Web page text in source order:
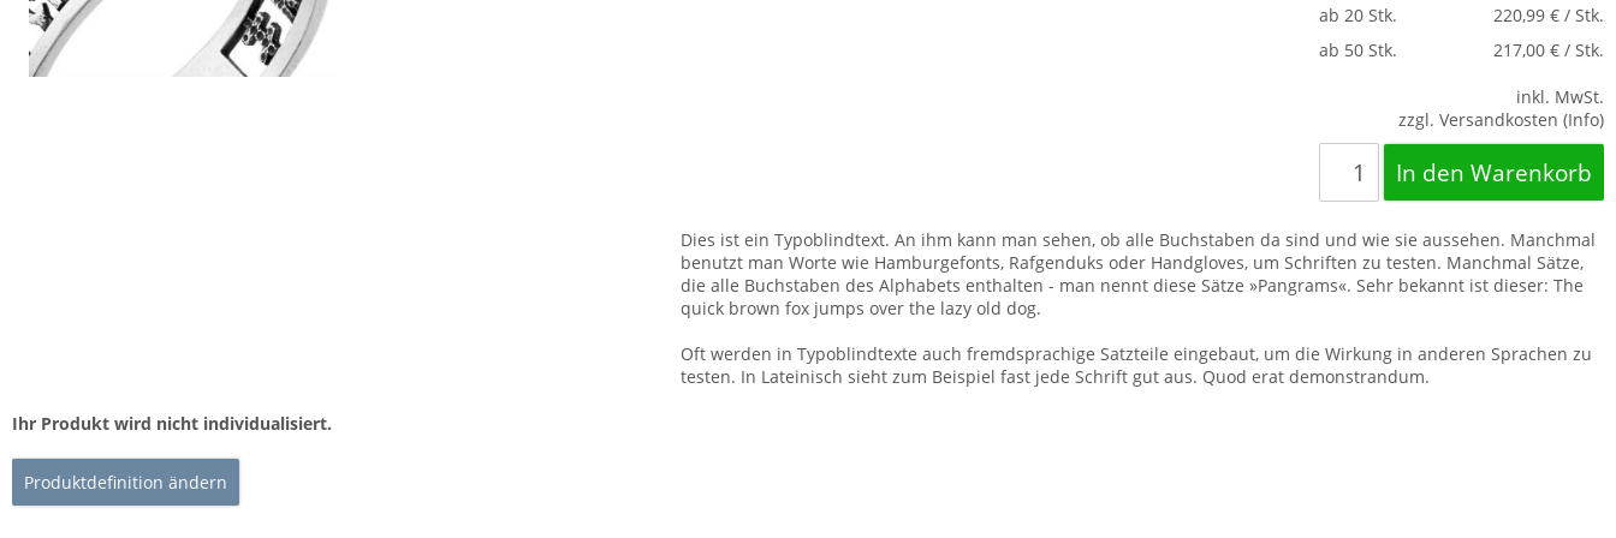
ab 20 Stk.
220,99 € / Stk.
ab 50 Stk.
217,00 € / Stk.
inkl. MwSt.
zzgl. Versandkosten (Info)
Dies ist ein Typoblindtext. An ihm kann man sehen, ob alle Buchstaben da sind und wie sie aussehen. Manchmal
benutzt man Worte wie Hamburgefonts, Rafgenduks oder Handgloves, um Schriften zu testen. Manchmal Sätze,
die alle Buchstaben des Alphabets enthalten - man nennt diese Sätze »Pangrams«. Sehr bekannt ist dieser: The
quick brown fox jumps over the lazy old dog.
Oft werden in Typoblindtexte auch fremdsprachige Satzteile eingebaut, um die Wirkung in anderen Sprachen zu
testen. In Lateinisch sieht zum Beispiel fast jede Schrift gut aus. Quod erat demonstrandum.
Ihr Produkt wird nicht individualisiert.
Produktdefinition ändern